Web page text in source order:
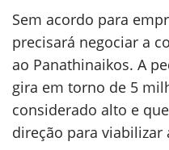
Sem acordo para
precisará negociar a
ao Panathinaikos. A
gira em torno de 5
considerado alto e
direção para viabilizar